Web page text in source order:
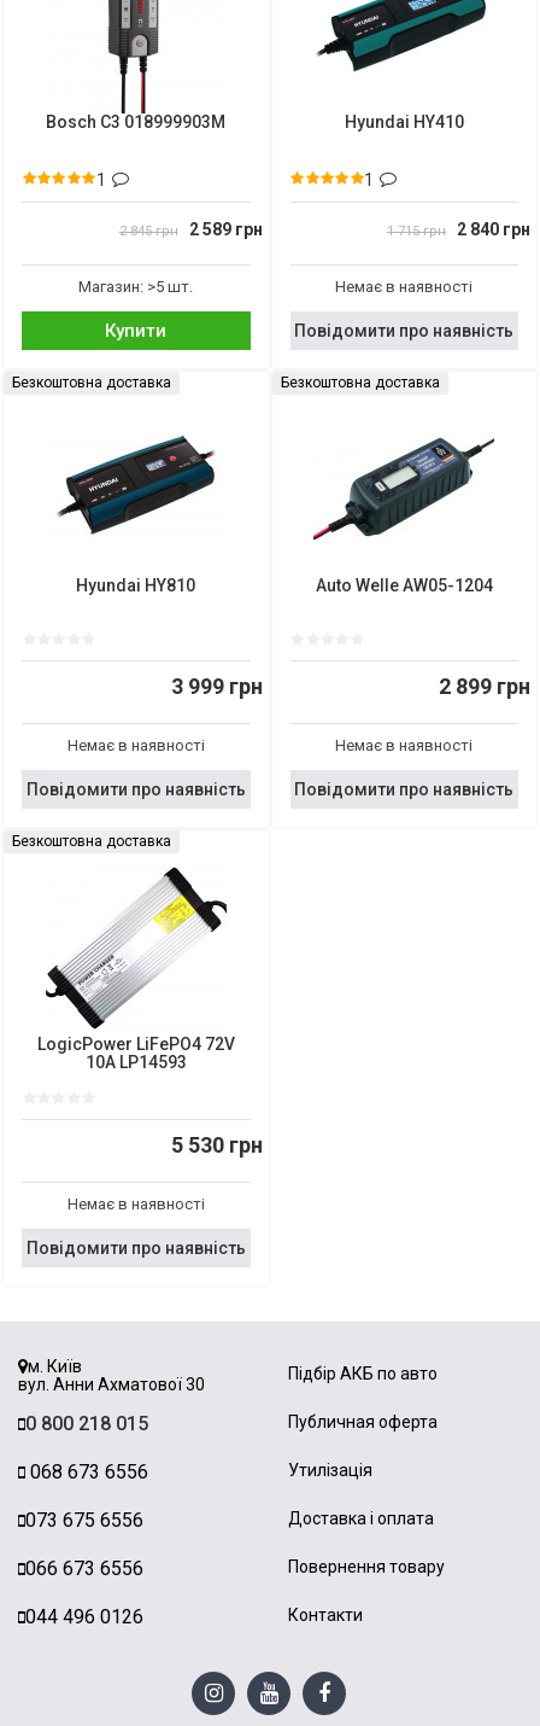
Bosch C3 018999903M
1
2 845 грн 2 589 грн
Магазин: >5 шт.
Купити
Hyundai HY410
1
1 715 грн 2 840 грн
Немає в наявності
Повідомити про наявність
Безкоштовна доставка
Hyundai HY810
3 999 грн
Немає в наявності
Повідомити про наявність
Безкоштовна доставка
Auto Welle AW05-1204
2 899 грн
Немає в наявності
Повідомити про наявність
Безкоштовна доставка
LogicPower LiFePO4 72V
10A LP14593
5 530 грн
Немає в наявності
Повідомити про наявність
м. Київ
вул. Анни Ахматової 30
0 800 218 015
068 673 6556
073 675 6556
066 673 6556
044 496 0126
Підбір АКБ по авто
Публичная оферта
Утилізація
Доставка і оплата
Повернення товару
Контакти